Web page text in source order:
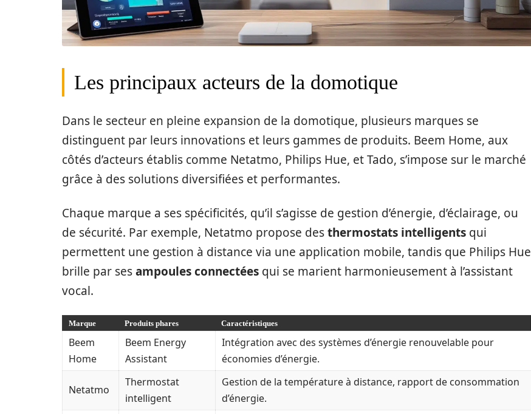
Les principaux acteurs de la domotique
Dans le secteur en pleine expansion de la domotique, plusieurs marques se
distinguent par leurs innovations et leurs gammes de produits. Beem Home, aux
côtés d’acteurs établis comme Netatmo, Philips Hue, et Tado, s’impose sur le marché
grâce à des solutions diversifiées et performantes.
Chaque marque a ses spécificités, qu’il s’agisse de gestion d’énergie, d’éclairage, ou
de sécurité. Par exemple, Netatmo propose desthermostats intelligents qui
permettent une gestion à distance via une application mobile, tandis que Philips Hue
brille par sesampoules connectées qui se marient harmonieusement à l’assistant
vocal.
Marque Produits phares Caractéristiques
Beem
Home
Beem Energy
Assistant
Intégration avec des systèmes d’énergie renouvelable pour
économies d’énergie.
Netatmo
Thermostat
intelligent
Gestion de la température à distance, rapport de consommation
d’énergie.